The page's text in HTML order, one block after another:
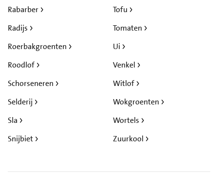
Rabarber
Radijs
Roerbakgroenten
Roodlof
Schorseneren
Selderij
Sla
Snijbiet
Tofu
Tomaten
Ui
Venkel
Witlof
Wokgroenten
Wortels
Zuurkool